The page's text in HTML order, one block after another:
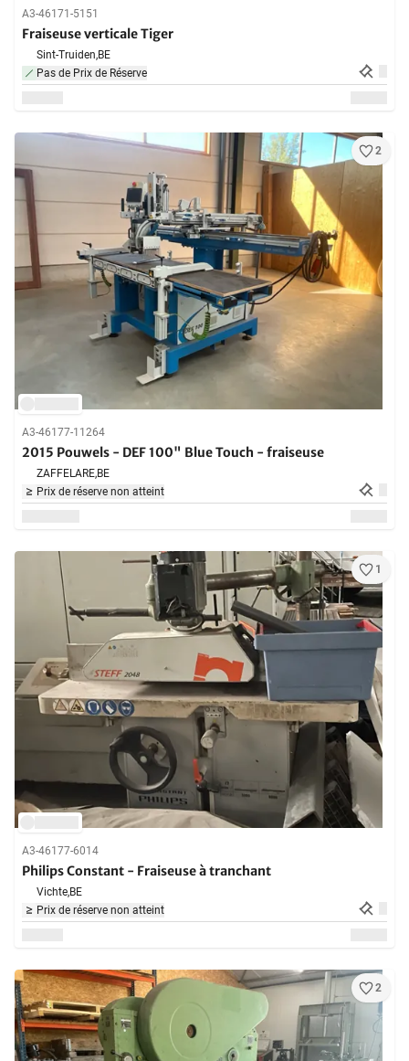
A3-46171-5151
Fraiseuse verticale Tiger
Sint-Truiden,BE
Pas de Prix de Réserve
2
A3-46177-11264
2015 Pouwels - DEF 100" Blue Touch - fraiseuse
ZAFFELARE,BE
Prix de réserve non atteint
1
A3-46177-6014
Philips Constant - Fraiseuse à tranchant
Vichte,BE
Prix de réserve non atteint
2